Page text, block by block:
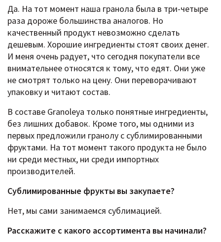
Да. На тот момент наша гранола была в три-четыре
раза дороже большинства аналогов. Но
качественный продукт невозможно сделать
дешевым. Хорошие ингредиенты стоят своих денег.
И меня очень радует, что сегодня покупатели все
внимательнее относятся к тому, что едят. Они уже
не смотрят только на цену. Они переворачивают
упаковку и читают состав.
В составе Granoleya только понятные ингредиенты,
без лишних добавок. Кроме того, мы одними из
первых предложили гранолу с сублимированными
фруктами. На тот момент такого продукта не было
ни среди местных, ни среди импортных
производителей.
Сублимированные фрукты вы закупаете?
Нет, мы сами занимаемся сублимацией.
Расскажите c какого ассортимента вы начинали?